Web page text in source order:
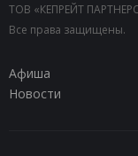
ТОВ «КЕПРЕЙТ
Все права защищены.
Афиша
Новости